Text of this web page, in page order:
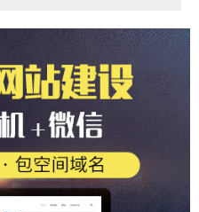
厦门 青岛 天津 成都 重庆
烟台 西安
？ 国外网站制作 国外独
飞跃！ 做国外网站多少